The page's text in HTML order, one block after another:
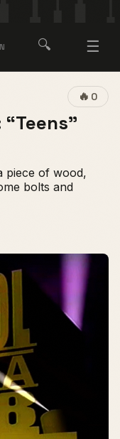
🔍 ☰
🔥 0
piece of wood,
bolts and